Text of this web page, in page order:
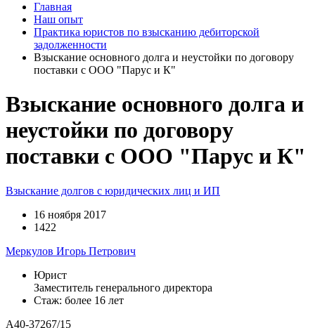
Главная
Наш опыт
Практика юристов по взысканию дебиторской
задолженности
Взыскание основного долга и неустойки по договору
поставки с ООО "Парус и К"
Взыскание основного долга и
неустойки по договору
поставки с ООО "Парус и К"
Взыскание долгов с юридических лиц и ИП
16 ноября 2017
1422
Меркулов Игорь Петрович
Юрист
Заместитель генерального директора
Стаж: более 16 лет
А40-37267/15